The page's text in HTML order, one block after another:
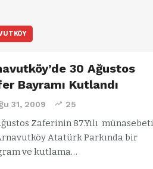
30 Ağustos
Bayramı Kutlandı
31, 2009 25
Zaferinin 87.Yılı münasebeti
Atatürk Parkında bir
ve kutlama…